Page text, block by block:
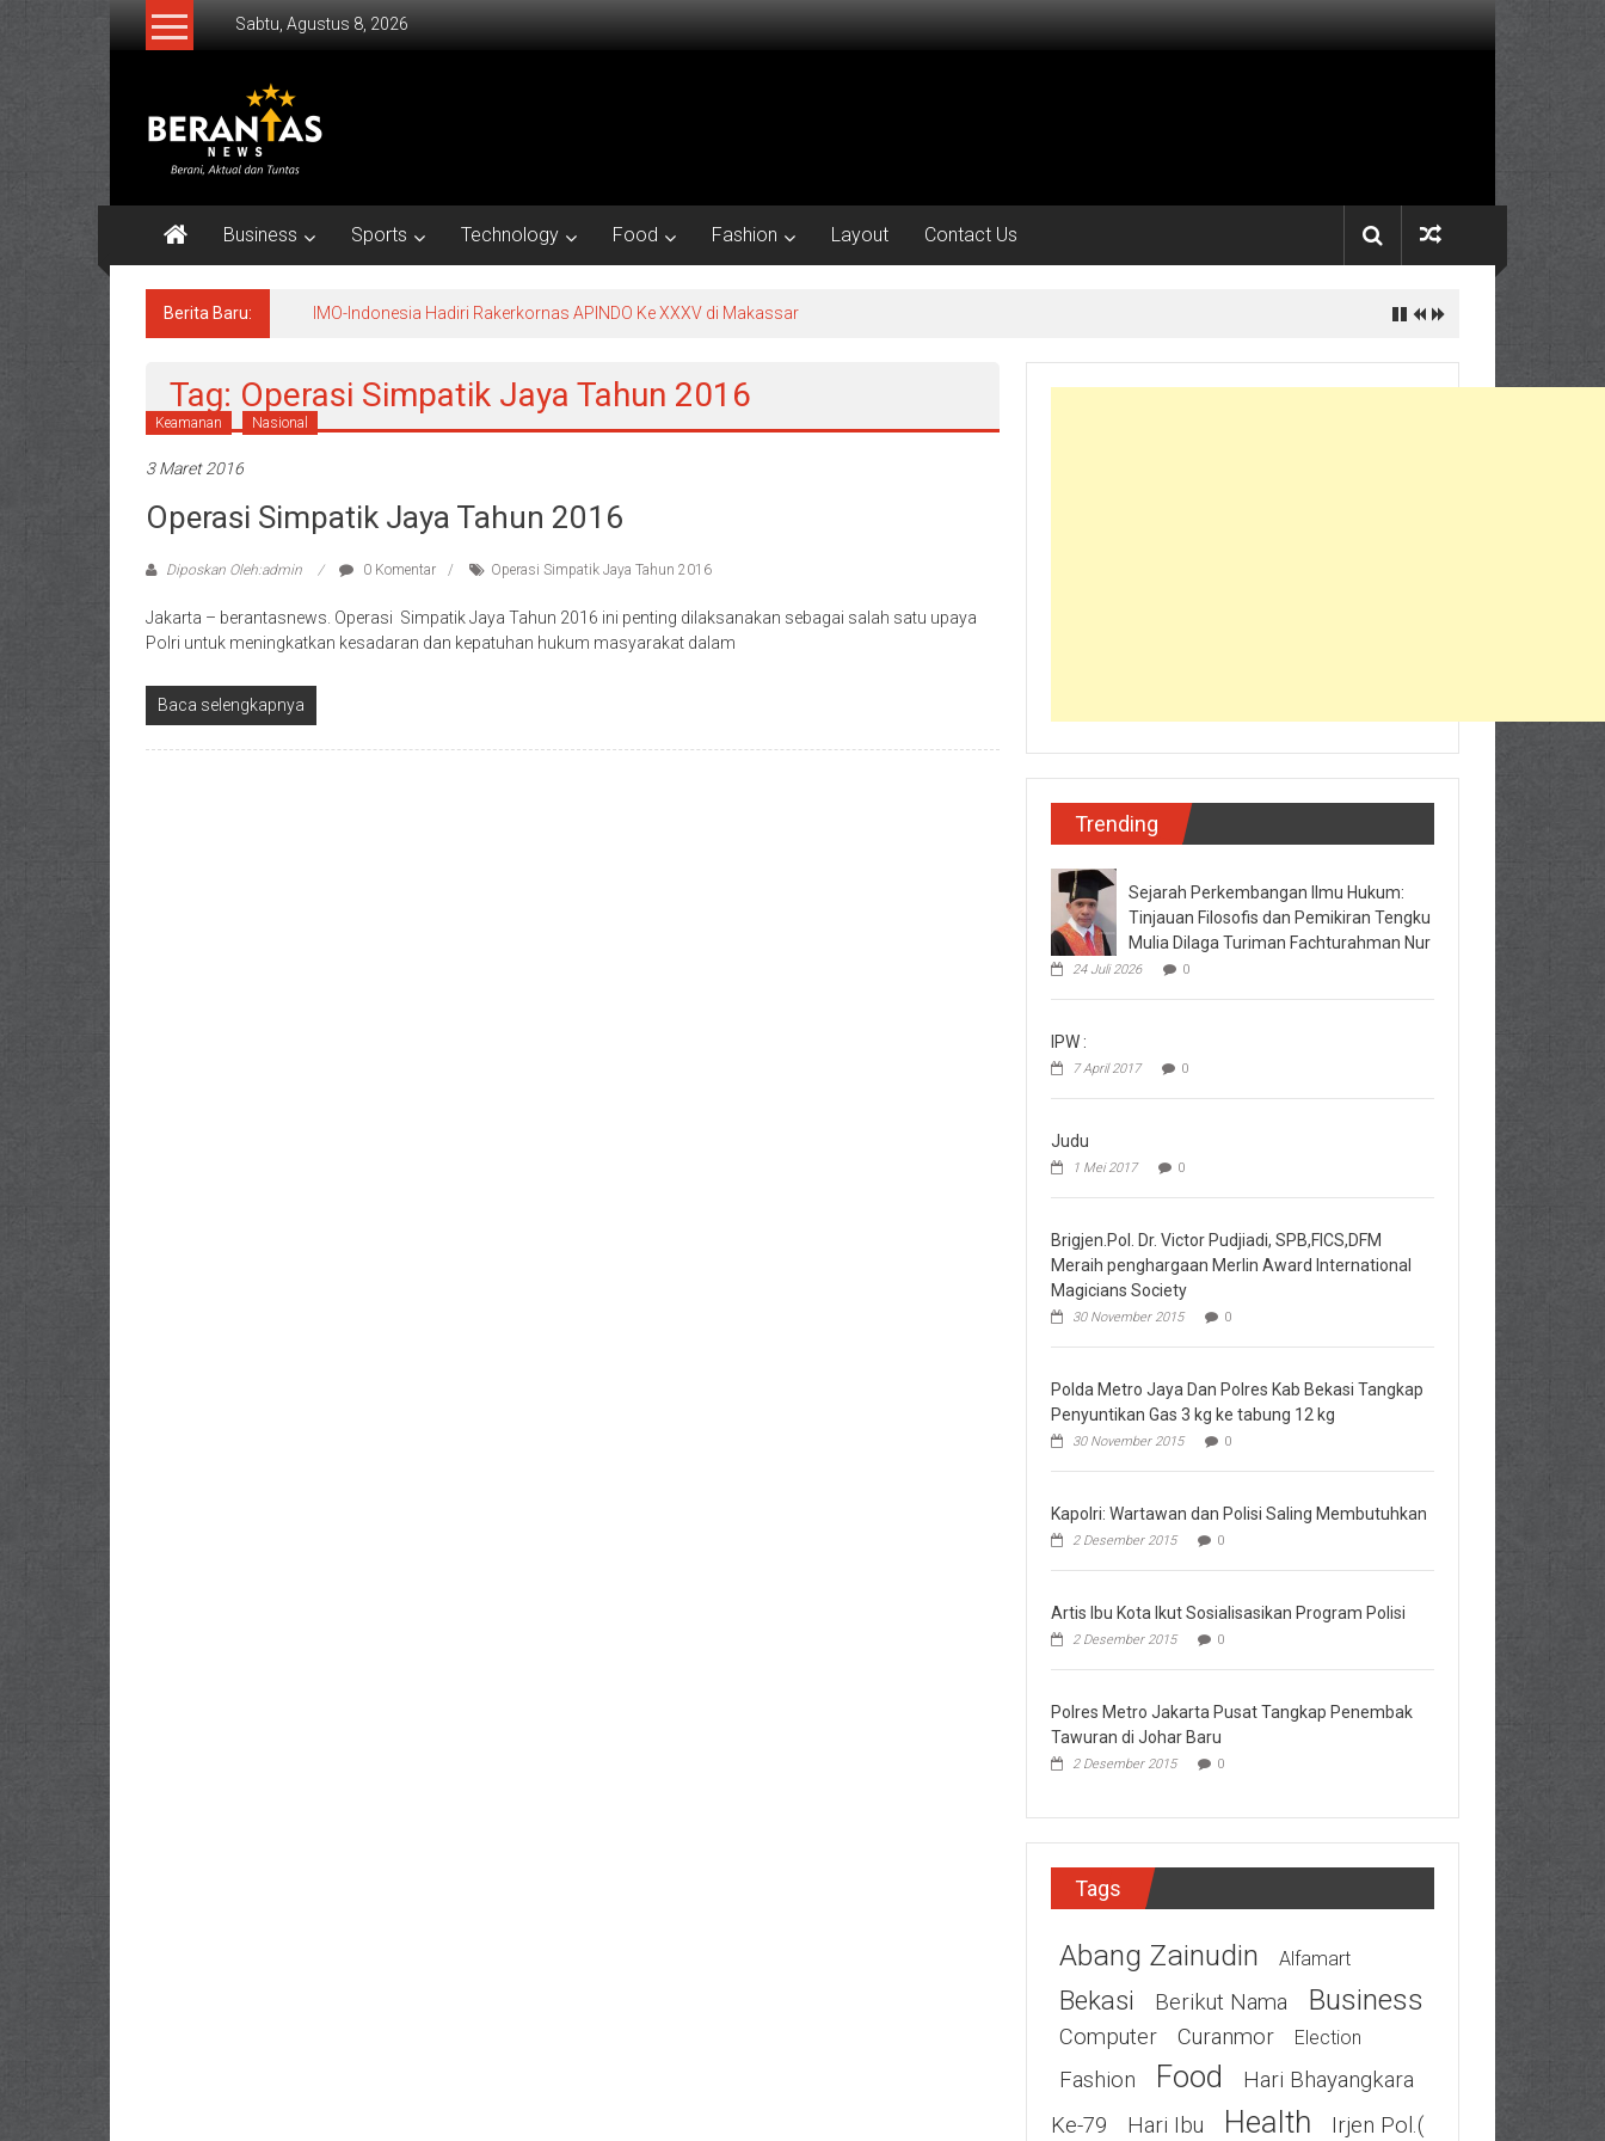
Lompat
Sabtu, Agustus 8, 2026
BERANTAS
NEWS
Tuntas.
Business Sports Technology Food Fashion Layout Contact Us
Berita Baru: IMO-Indonesia Hadiri Rakerkornas APINDO Ke XXXV di Makassar
Tag: Operasi Simpatik Jaya Tahun 2016
Keamanan Nasional
3 Maret 2016
Operasi Simpatik Jaya Tahun 2016
Diposkan Oleh:admin 0 Komentar Operasi Simpatik Jaya Tahun 2016
Jakarta – berantasnews. Operasi Simpatik Jaya Tahun 2016 ini penting dilaksanakan sebagai salah satu upaya
Polri untuk meningkatkan kesadaran dan kepatuhan hukum masyarakat dalam
Baca selengkapnya
Trending
Sejarah Perkembangan Ilmu Hukum:
Tinjauan Filosofis dan Pemikiran Tengku
Mulia Dilaga Turiman Fachturahman Nur
24 Juli 2026 0
IPW :
7 April 2017 0
Judu
1 Mei 2017 0
Brigjen.Pol. Dr. Victor Pudjiadi, SPB,FICS,DFM
Meraih penghargaan Merlin Award International
Magicians Society
30 November 2015 0
Polda Metro Jaya Dan Polres Kab Bekasi Tangkap
Penyuntikan Gas 3 kg ke tabung 12 kg
30 November 2015 0
Kapolri: Wartawan dan Polisi Saling Membutuhkan
2 Desember 2015 0
Artis Ibu Kota Ikut Sosialisasikan Program Polisi
2 Desember 2015 0
Polres Metro Jakarta Pusat Tangkap Penembak
Tawuran di Johar Baru
2 Desember 2015 0
Tags
Abang Zainudin Alfamart
Bekasi Berikut Nama Business
Computer Curanmor Election
Fashion Food
Hari Bhayangkara
Ke-79
Hari Ibu Health
Irjen Pol.(